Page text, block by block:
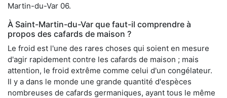
Martin-du-Var 06.
À Saint-Martin-du-Var que faut-il comprendre à
propos des cafards de maison ?
Le froid est l'une des rares choses qui soient en mesure
d'agir rapidement contre les cafards de maison ; mais
attention, le froid extrême comme celui d'un congélateur.
Il y a dans le monde une grande quantité d'espèces
nombreuses de cafards germaniques, ayant tous le même